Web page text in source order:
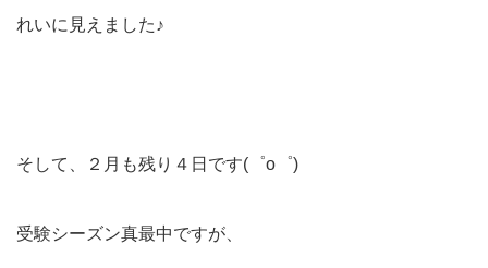
れいに見えました♪
そして、２月も残り４日です(゜o゜)
受験シーズン真最中ですが、